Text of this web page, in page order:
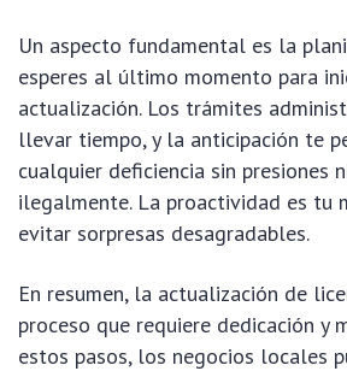
Un aspecto fundamental es la
esperes al último momento para
actualización. Los trámites
llevar tiempo, y la anticipación te
cualquier deficiencia sin presiones
ilegalmente. La proactividad es tu
evitar sorpresas desagradables.
En resumen, la actualización de
proceso que requiere dedicación y
estos pasos, los negocios locales